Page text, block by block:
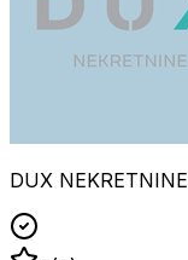
DUX NEKRETNINE